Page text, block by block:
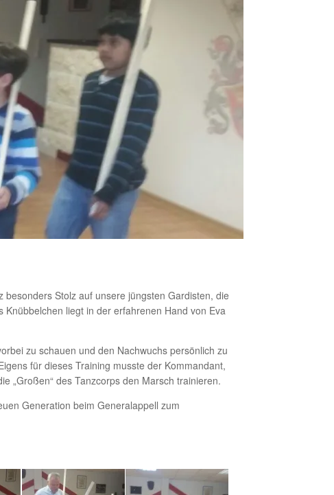
Stolz auf unsere jüngsten Gardisten, die
liegt in der erfahrenen Hand von Eva
zu schauen und den Nachwuchs persönlich zu
für dieses Training musste der Kommandant,
„Großen“ des Tanzcorps den Marsch trainieren.
Generation beim Generalappell zum